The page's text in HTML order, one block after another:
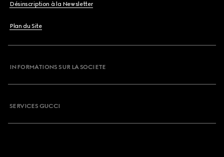
Désinscription à la Newsletter
Plan du Site
INFORMATIONS SUR LA SOCIETE
SERVICES GUCCI